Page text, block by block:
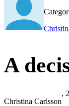
A
Christina Carlsson
,